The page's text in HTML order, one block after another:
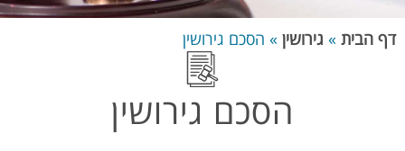
דף הבית » גירושין » הסכם גירושין
הסכם גירושין